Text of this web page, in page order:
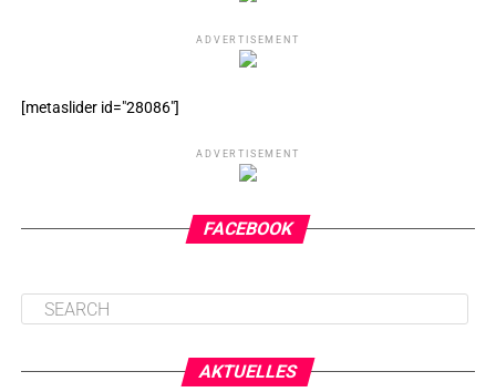
ADVERTISEMENT
[metaslider id="28086"]
ADVERTISEMENT
FACEBOOK
AKTUELLES